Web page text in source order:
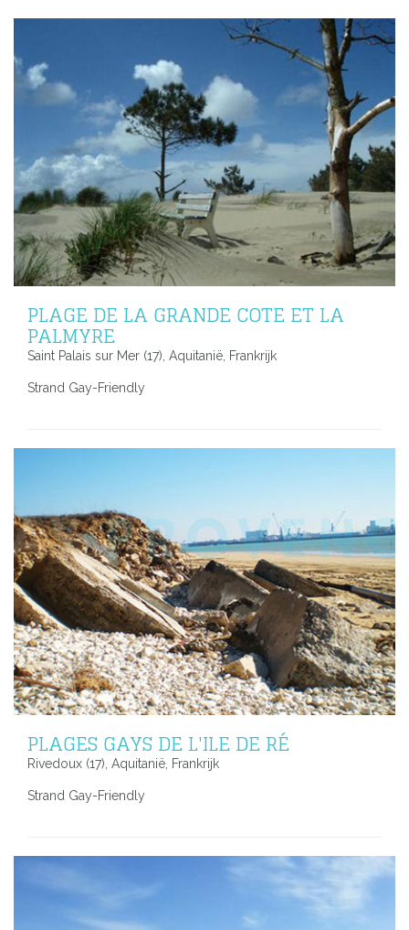
PLAGE DE LA GRANDE COTE ET LA
PALMYRE
Saint Palais sur Mer (17), Aquitanië, Frankrijk
Strand Gay-Friendly
PLAGES GAYS DE L'ILE DE RÉ
Rivedoux (17), Aquitanië, Frankrijk
Strand Gay-Friendly